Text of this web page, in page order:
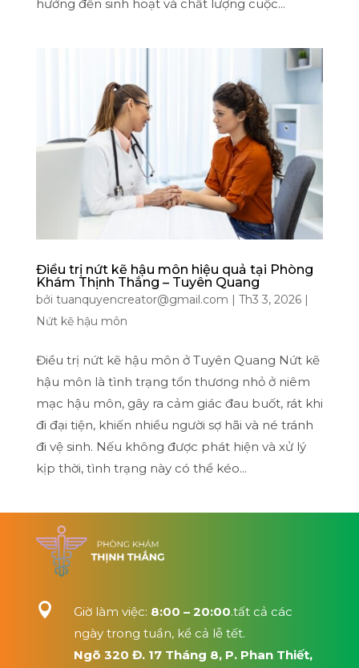
hưởng đến sinh hoạt và chất lượng cuộc...
Điều trị nứt kẽ hậu môn hiệu quả tại Phòng
Khám Thịnh Thắng – Tuyên Quang
bởi tuanquyencreator@gmail.com Th3 3, 2026|
Nứt kẽ hậu môn
Điều trị nứt kẽ hậu môn ở Tuyên Quang Nứt kẽ
hậu môn là tình trạng tổn thương nhỏ ở niêm
mạc hậu môn, gây ra cảm giác đau buốt, rát khi
đi đại tiện, khiến nhiều người sợ hãi và né tránh
đi vệ sinh. Nếu không được phát hiện và xử lý
kịp thời, tình trạng này có thể kéo...
 Giờ làm việc: 8:00 – 20:00.tất cả các
ngày trong tuần, kể cả lễ tết.
Ngõ 320 Đ. 17 Tháng 8, P. Phan Thiết,